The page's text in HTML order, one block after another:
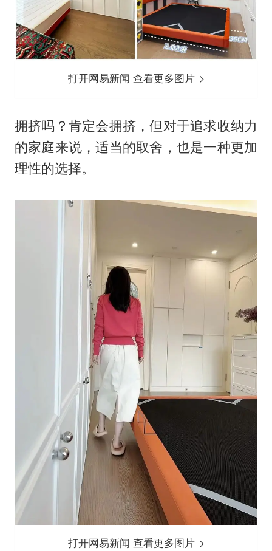
打开网易新闻 查看更多图片
拥挤吗？肯定会拥挤，但对于追求收纳力
的家庭来说，适当的取舍，也是一种更加
理性的选择。
打开网易新闻 查看更多图片